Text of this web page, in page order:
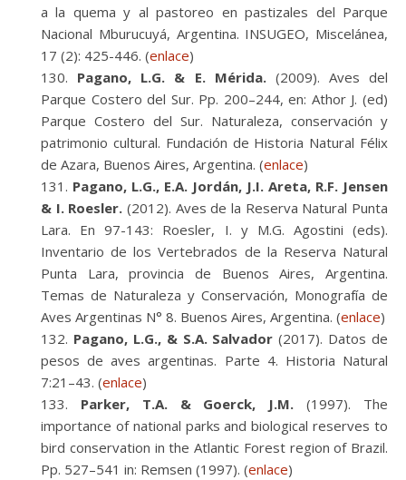
a la quema y al pastoreo en pastizales del Parque
Nacional Mburucuyá, Argentina. INSUGEO, Miscelánea,
17 (2): 425-446. (enlace)
Pagano, L.G. & E. Mérida.(2009). Aves del
Parque Costero del Sur. Pp. 200–244, en: Athor J. (ed)
Parque Costero del Sur. Naturaleza, conservación y
patrimonio cultural. Fundación de Historia Natural Félix
de Azara, Buenos Aires, Argentina. (enlace)
Pagano, L.G., E.A. Jordán, J.I. Areta, R.F. Jensen
& I. Roesler. (2012). Aves de la Reserva Natural Punta
Lara. En 97-143: Roesler, I. y M.G. Agostini (eds).
Inventario de los Vertebrados de la Reserva Natural
Punta Lara, provincia de Buenos Aires, Argentina.
Temas de Naturaleza y Conservación, Monografía de
Aves Argentinas N° 8. Buenos Aires, Argentina. (enlace)
Pagano, L.G., & S.A. Salvador (2017). Datos de
pesos de aves argentinas. Parte 4. Historia Natural
7:21–43. (enlace)
Parker, T.A. & Goerck, J.M. (1997). The
importance of national parks and biological reserves to
bird conservation in the Atlantic Forest region of Brazil.
Pp. 527–541 in: Remsen (1997). (enlace)